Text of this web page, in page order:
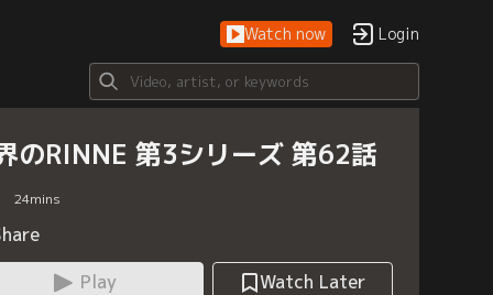
Watch now Login
のRINNE 第3シリーズ 第62話
24mins
Play
Watch Later